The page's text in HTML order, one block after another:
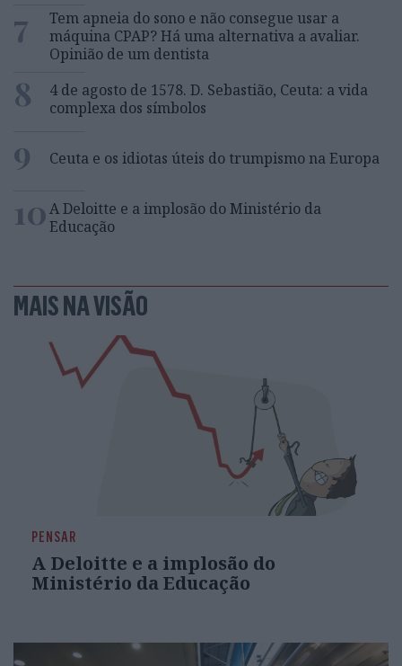
7
Tem apneia do sono e não consegue usar a
máquina CPAP? Há uma alternativa a avaliar.
Opinião de um dentista
8
4 de agosto de 1578. D. Sebastião, Ceuta: a vida
complexa dos símbolos
9 Ceuta e os idiotas úteis do trumpismo na Europa
10A Deloitte e a implosão do Ministério da
Educação
MAIS NA VISÃO
PENSAR
A Deloitte e a implosão do
Ministério da Educação